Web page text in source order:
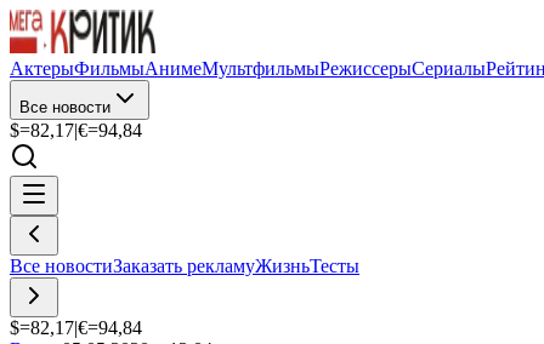
АктерыФильмыАнимеМультфильмыРежиссерыСериалы
Все новости
$=82,17|€=94,84
Все новостиЗаказать рекламуЖизньТесты
$=82,17|€=94,84